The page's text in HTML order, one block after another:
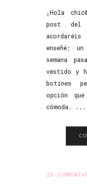
¡Hola
post del
enseñé;
semana
vestido y
botines
opción
cómoda. ...
23